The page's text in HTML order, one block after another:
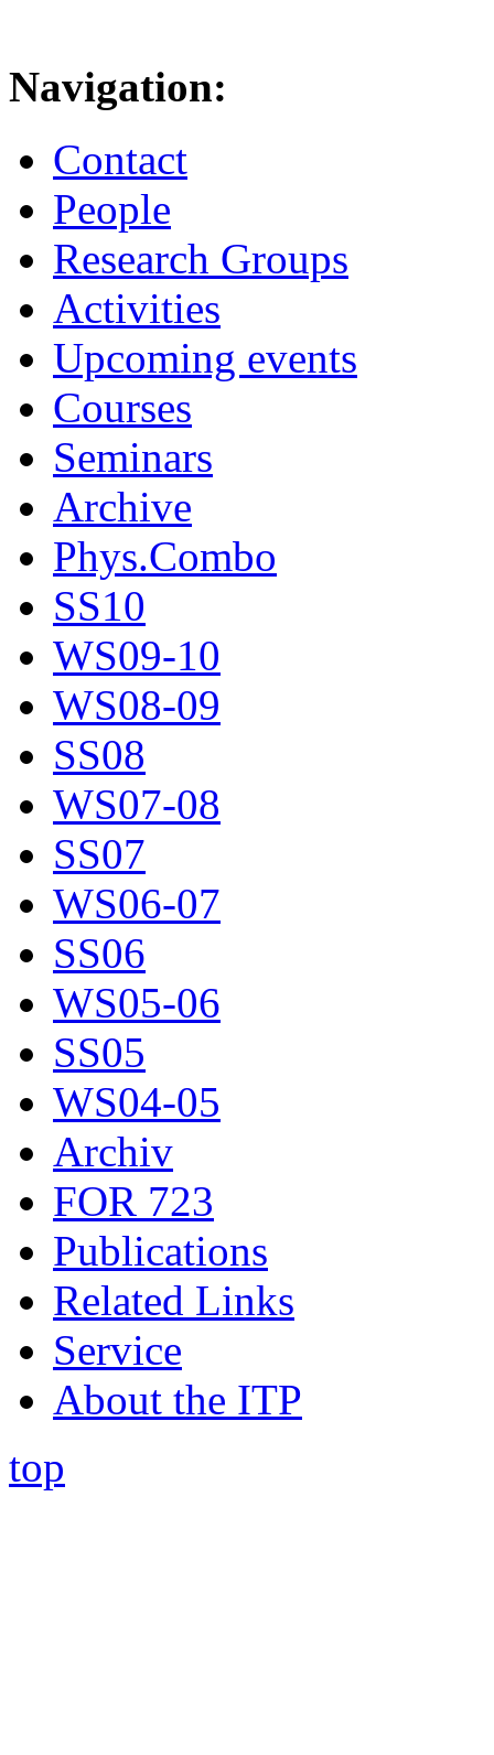
Navigation:
Contact
People
Research Groups
Activities
Upcoming events
Courses
Seminars
Archive
Phys.Combo
SS10
WS09-10
WS08-09
SS08
WS07-08
SS07
WS06-07
SS06
WS05-06
SS05
WS04-05
Archiv
FOR 723
Publications
Related Links
Service
About the ITP
top